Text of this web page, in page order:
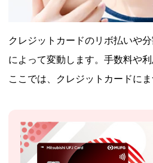
クレジットカードのリボ払いや
によって変動します。手数料や
ここでは、クレジットカードに